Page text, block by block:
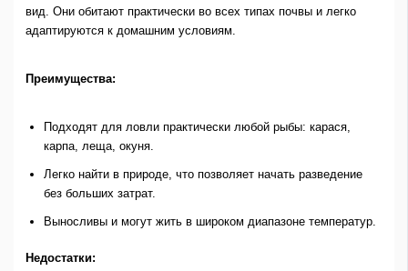
вид. Они обитают практически во всех типах почвы и легко
адаптируются к домашним условиям.
Преимущества:
Подходят для ловли практически любой рыбы: карася,
карпа, леща, окуня.
Легко найти в природе, что позволяет начать разведение
без больших затрат.
Выносливы и могут жить в широком диапазоне температур.
Недостатки: